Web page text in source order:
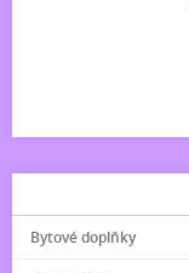
Bytové doplňky